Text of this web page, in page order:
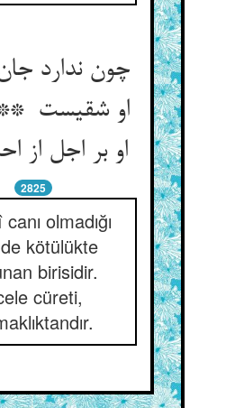
چون ندارد
او شقیست
او بر اجل از احمقیست
2825
olmadığı
kötülükte
birisidir.
cüreti,